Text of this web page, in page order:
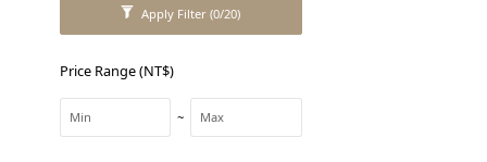
Apply Filter(0/20)
Price Range (NT$)
~